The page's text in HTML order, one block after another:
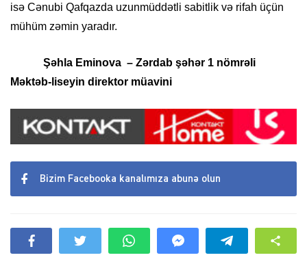
isə Cənubi Qafqazda uzunmüddətli sabitlik və rifah üçün
mühüm zəmin yaradır.
Şəhla Eminova – Zərdab şəhər 1 nömrəli
Məktəb-liseyin direktor müavini
Bizim Facebooka kanalımıza abunə olun